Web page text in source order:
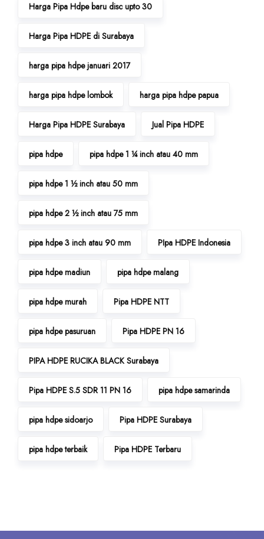
Harga Pipa Hdpe baru disc upto 30
Harga Pipa HDPE di Surabaya
harga pipa hdpe januari 2017
harga pipa hdpe lombok harga pipa hdpe papua
Harga Pipa HDPE Surabaya Jual Pipa HDPE
pipa hdpe pipa hdpe 1 ¼ inch atau 40 mm
pipa hdpe 1 ½ inch atau 50 mm
pipa hdpe 2 ½ inch atau 75 mm
pipa hdpe 3 inch atau 90 mm PIpa HDPE Indonesia
pipa hdpe madiun pipa hdpe malang
pipa hdpe murah Pipa HDPE NTT
pipa hdpe pasuruan Pipa HDPE PN 16
PIPA HDPE RUCIKA BLACK Surabaya
Pipa HDPE S.5 SDR 11 PN 16 pipa hdpe samarinda
pipa hdpe sidoarjo Pipa HDPE Surabaya
pipa hdpe terbaik Pipa HDPE Terbaru